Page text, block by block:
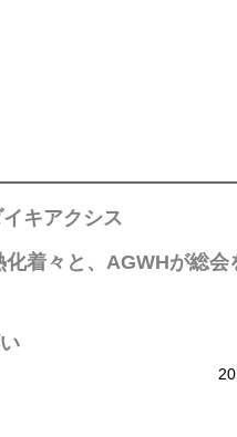
キアクシス
着々と、AGWHが総会